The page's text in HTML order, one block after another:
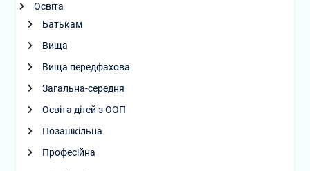
Освіта
Батькам
Вища
Вища передфахова
Загальна-середня
Освіта дітей з ООП
Позашкільна
Професійна